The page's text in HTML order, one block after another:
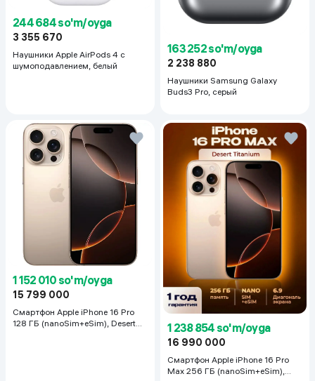
244 684 so'm/oyga
3 355 670
Наушники Apple AirPods 4 с
шумоподавлением, белый
163 252 so'm/oyga
2 238 880
Наушники Samsung Galaxy
Buds3 Pro, серый
1 152 010 so'm/oyga
15 799 000
Смартфон Apple iPhone 16 Pro
128 ГБ (nanoSim+eSim), Desert
1 238 854 so'm/oyga
16 990 000
Смартфон Apple iPhone 16 Pro
Max 256 ГБ (nanoSim+eSim),